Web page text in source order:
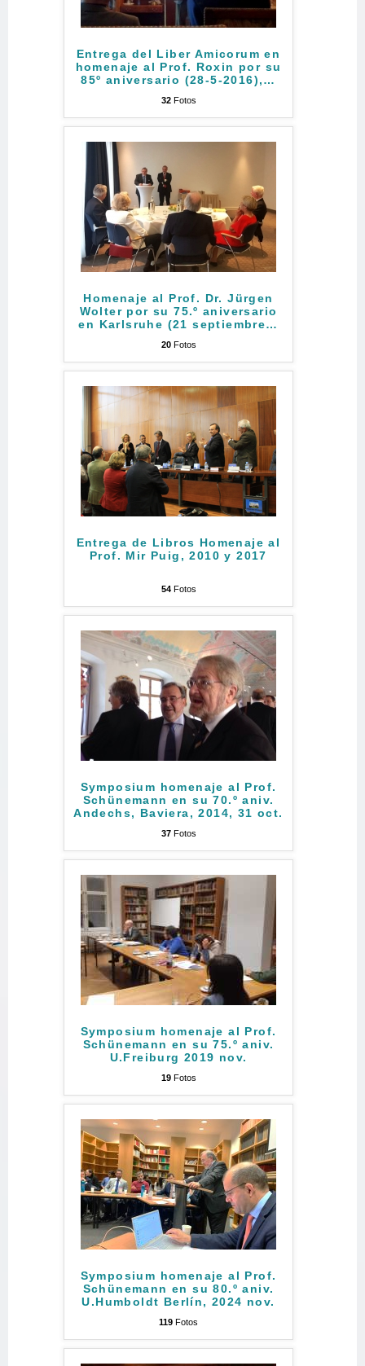
Entrega del Liber Amicorum en
homenaje al Prof. Roxin por su
85º aniversario (28-5-2016),…
32Fotos
Homenaje al Prof. Dr. Jürgen
Wolter por su 75.º aniversario
en Karlsruhe (21 septiembre…
20Fotos
Entrega de Libros Homenaje al
Prof. Mir Puig, 2010 y 2017
54Fotos
Symposium homenaje al Prof.
Schünemann en su 70.º aniv.
Andechs, Baviera, 2014, 31 oct.
37Fotos
Symposium homenaje al Prof.
Schünemann en su 75.º aniv.
U.Freiburg 2019 nov.
19Fotos
Symposium homenaje al Prof.
Schünemann en su 80.º aniv.
U.Humboldt Berlín, 2024 nov.
119 Fotos